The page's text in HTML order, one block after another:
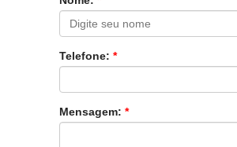
Telefone: *
Mensagem: *